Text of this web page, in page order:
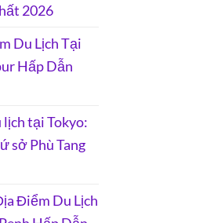
2026
Du Lịch Tại
Hấp Dẫn
tại Tokyo:
sở Phù Tang
Điểm Du Lịch